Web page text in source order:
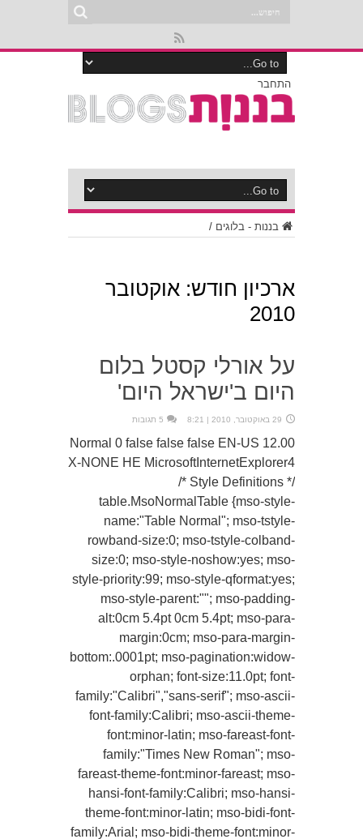
התחבר
בננות - בלוגים /
ארכיון חודש: אוקטובר
2010
על אורלי קסטל בלום
היום ב'ישראל היום'
29 באוקטובר, 2010 | 8:21 5 תגובות
12.00 Normal 0 false false false EN-US
X-NONE HE MicrosoftInternetExplorer4
/* Style Definitions */
table.MsoNormalTable {mso-style-
name:"Table Normal"; mso-tstyle-
rowband-size:0; mso-tstyle-colband-
size:0; mso-style-noshow:yes; mso-
style-priority:99; mso-style-qformat:yes;
mso-style-parent:""; mso-padding-
alt:0cm 5.4pt 0cm 5.4pt; mso-para-
margin:0cm; mso-para-margin-
bottom:.0001pt; mso-pagination:widow-
orphan; font-size:11.0pt; font-
family:"Calibri","sans-serif"; mso-ascii-
font-family:Calibri; mso-ascii-theme-
font:minor-latin; mso-fareast-font-
family:"Times New Roman"; mso-
fareast-theme-font:minor-fareast; mso-
hansi-font-family:Calibri; mso-hansi-
theme-font:minor-latin; mso-bidi-font-
family:Arial; mso-bidi-theme-font:minor-